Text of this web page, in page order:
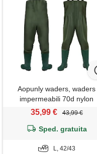
Aopunly waders, waders
impermeabili 70d nylon
composito pvc pantaloni da
antiscivolo, pantaloni da
inondazione
35,99 € 43,99 €
Sped. gratuita
L, 42/43